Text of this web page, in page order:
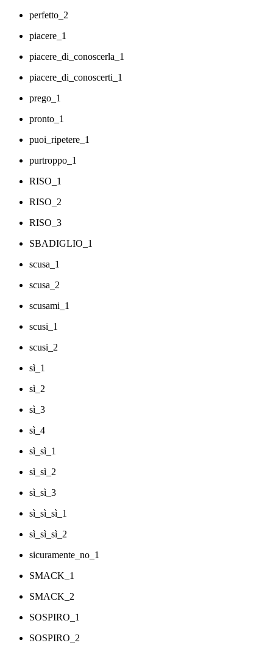
perfetto_2
piacere_1
piacere_di_conoscerla_1
piacere_di_conoscerti_1
prego_1
pronto_1
puoi_ripetere_1
purtroppo_1
RISO_1
RISO_2
RISO_3
SBADIGLIO_1
scusa_1
scusa_2
scusami_1
scusi_1
scusi_2
sì_1
sì_2
sì_3
sì_4
sì_sì_1
sì_sì_2
sì_sì_3
sì_sì_sì_1
sì_sì_sì_2
sicuramente_no_1
SMACK_1
SMACK_2
SOSPIRO_1
SOSPIRO_2